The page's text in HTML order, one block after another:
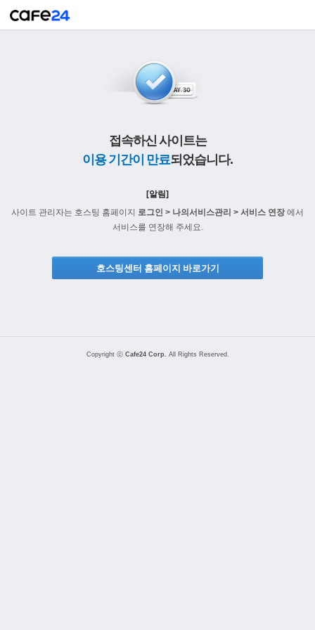
접속하신 사이트는
이용 기간이 만료되었습니다.
[알림]
사이트 관리자는 호스팅 홈페이지 로그인 > 나의서비스관리 > 서비스 연장에서
서비스를 연장해 주세요.
호스팅센터 홈페이지 바로가기
Copyright ⓒ Cafe24 Corp. All Rights Reserved.